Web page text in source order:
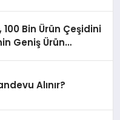
Bin Ürün Çeşidini
Geniş Ürün
Alınır?